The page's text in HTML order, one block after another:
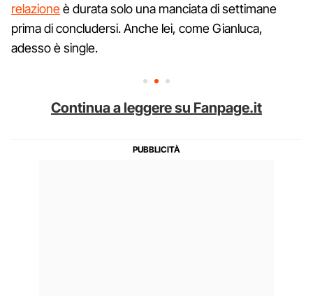
relazioneè durata solo una manciata di settimane
prima di concludersi. Anche lei, come Gianluca,
adesso è single.
Continua a leggere su Fanpage.it